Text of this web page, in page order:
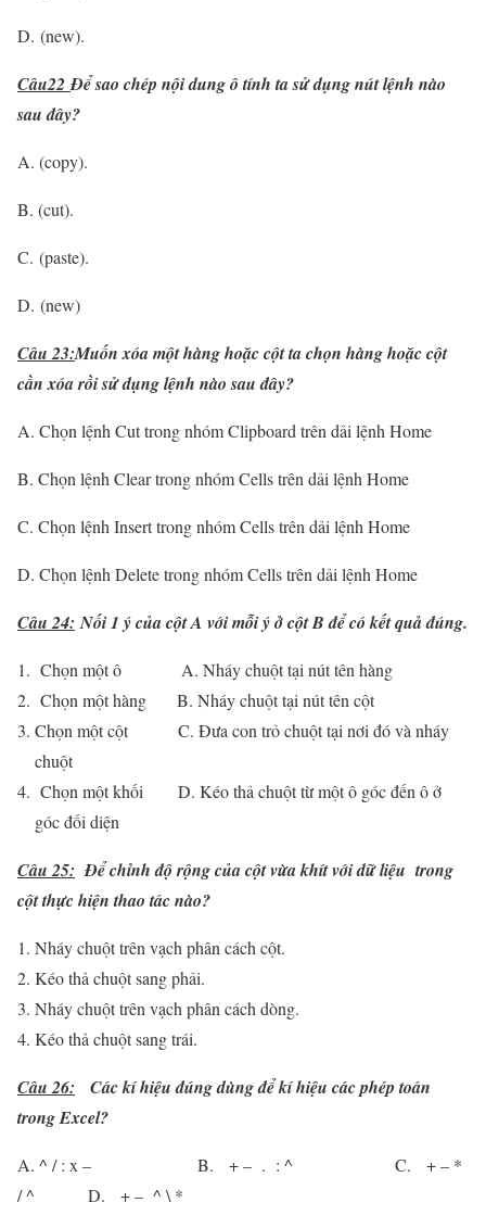
D. (new).
Câu22Để sao chép nội dung ô tính ta sử dụng nút lệnh nào
sau đây?
A. (copy).
B. (cut).
C. (paste).
D. (new)
Câu 23:Muốn xóa một hàng hoặc cột ta chọn hàng hoặc cột
cần xóa rồi sử dụng lệnh nào sau đây?
A. Chọn lệnh Cut trong nhóm Clipboard trên dải lệnh Home
B. Chọn lệnh Clear trong nhóm Cells trên dải lệnh Home
C. Chọn lệnh Insert trong nhóm Cells trên dải lệnh Home
D. Chọn lệnh Delete trong nhóm Cells trên dải lệnh Home
Câu 24: Nối 1 ý của cột A với mỗi ý ở cột B để có kết quả đúng.
Chọn một ô A. Nháy chuột tại nút tên hàng
Chọn một hàng B. Nháy chuột tại nút tên cột
Chọn một cột C. Đưa con trỏ chuột tại nơi đó và nháy
chuột
Chọn một khối D. Kéo thả chuột từ một ô góc đến ô ở
góc đối diện
Câu25: Để chỉnh độ rộng của cột vừa khít với dữ liệu trong
cột thực hiện thao tác nào?
Nháy chuột trên vạch phân cách cột.
Kéo thả chuột sang phải.
Nháy chuột trên vạch phân cách dòng.
Kéo thả chuột sang trái.
Câu26: Các kí hiệu đúng dùng để kí hiệu các phép toán
trong Excel?
A. ^ / : x – B. + – . : ^ C. + – *
/ ^ D. + – ^ \ *